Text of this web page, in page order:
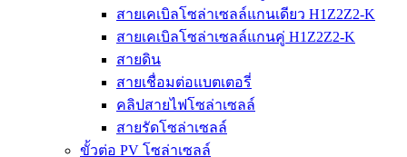
สายเคเบิลโซล่าเซลล์แกนเดียว H1Z2Z2-K
สายเคเบิลโซล่าเซลล์แกนคู่ H1Z2Z2-K
สายดิน
สายเชื่อมต่อแบตเตอรี่
คลิปสายไฟโซล่าเซลล์
สายรัดโซล่าเซลล์
ขั้วต่อ PV โซล่าเซลล์